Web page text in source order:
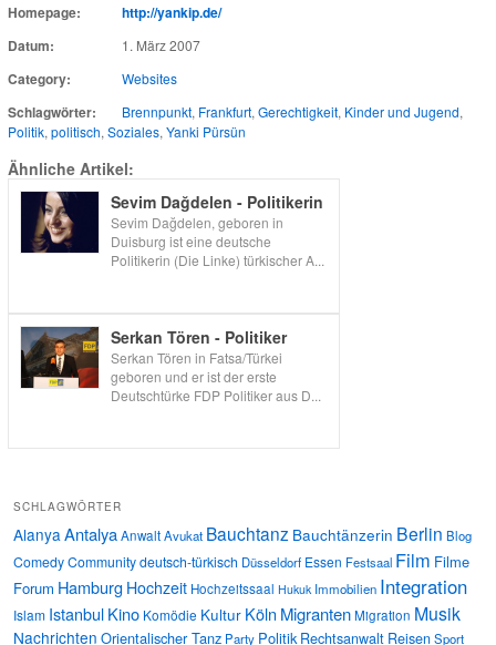
Homepage:
http://yankip.de/
Datum:
1. März 2007
Category: Websites
Schlagwörter: Brennpunkt, Frankfurt, Gerechtigkeit, Kinder und Jugend,
Politik, politisch, Soziales, Yanki Pürsün
Ähnliche Artikel:
Sevim Dağdelen - Politikerin
Sevim Dağdelen, geboren in
Duisburg ist eine deutsche
Politikerin (Die Linke) türkischer A...
Serkan Tören - Politiker
Serkan Tören in Fatsa/Türkei
geboren und er ist der erste
Deutschtürke FDP Politiker aus D...
SCHLAGWÖRTER
Alanya AntalyaAnwaltAvukat Bauchtanz Bauchtänzerin Berlin Blog
ComedyCommunitydeutsch-türkisch Düsseldorf Essen Festsaal Film Filme
Forum Hamburg Hochzeit Hochzeitssaal Hukuk Immobilien Integration
Islam IstanbulKino Komödie Kultur Köln MigrantenMigration Musik
Nachrichten Orientalischer Tanz Party Politik Rechtsanwalt ReisenSport